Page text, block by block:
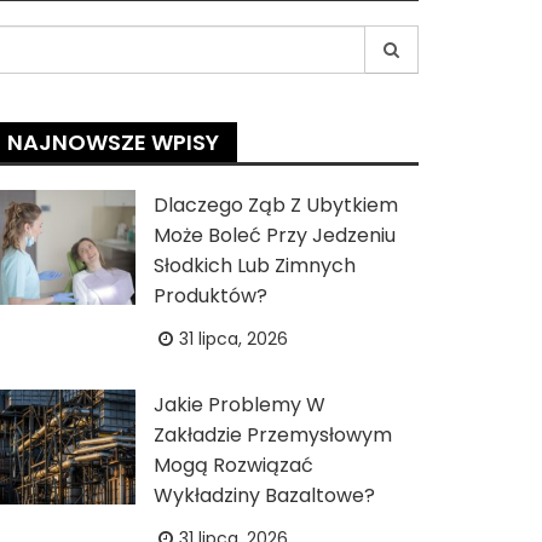
NAJNOWSZE WPISY
Dlaczego Ząb Z Ubytkiem
Może Boleć Przy Jedzeniu
Słodkich Lub Zimnych
Produktów?
31 lipca, 2026
Jakie Problemy W
Zakładzie Przemysłowym
Mogą Rozwiązać
Wykładziny Bazaltowe?